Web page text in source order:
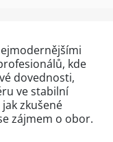
kde
dovednosti,
ve stabilní
zkušené
zájmem o obor.